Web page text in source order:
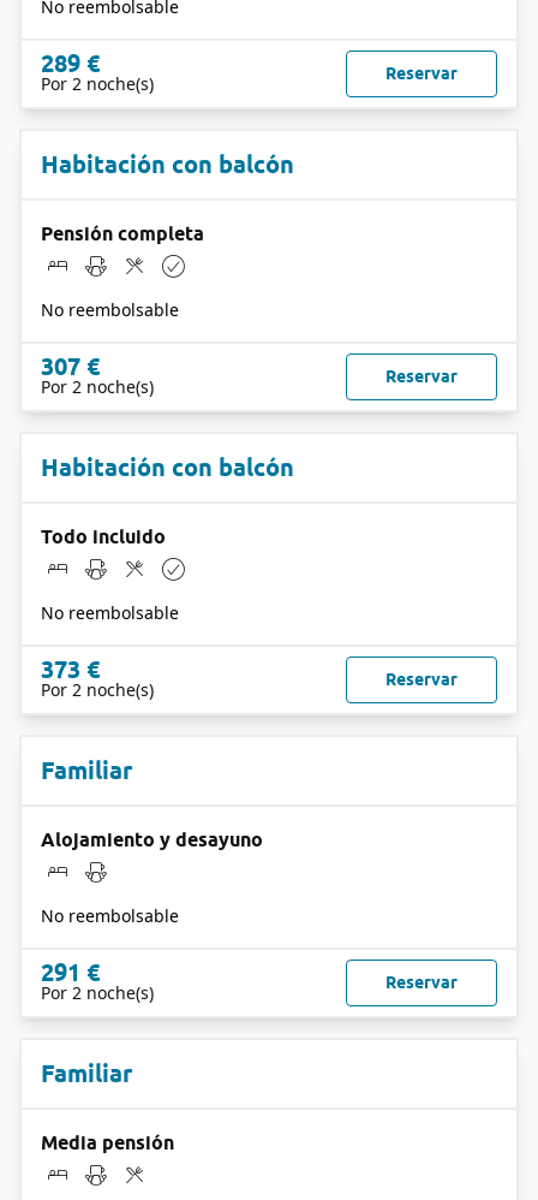
No reembolsable
289 €
Por 2 noche(s) Reservar
Habitación con balcón
Pensión completa
No reembolsable
307 €
Por 2 noche(s) Reservar
Habitación con balcón
Todo incluido
No reembolsable
373 €
Por 2 noche(s) Reservar
Familiar
Alojamiento y desayuno
No reembolsable
291 €
Por 2 noche(s) Reservar
Familiar
Media pensión